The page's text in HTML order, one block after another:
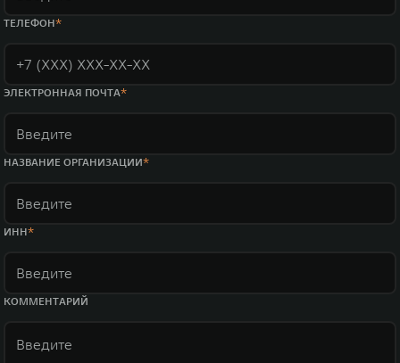
ТЕЛЕФОН
ЭЛЕКТРОННАЯ ПОЧТА
НАЗВАНИЕ ОРГАНИЗАЦИИ
ИНН
КОММЕНТАРИЙ